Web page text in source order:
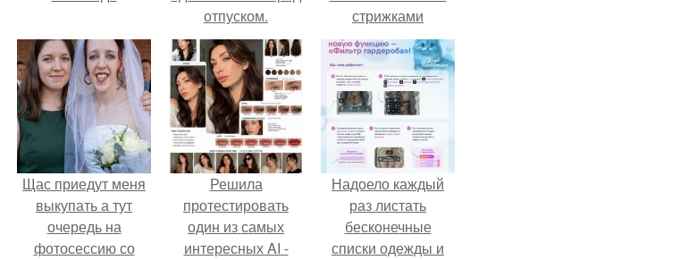
отпуском.
стрижками
сочетать.
Щас приедут меня
выкупать а тут
очередь на
фотосессию со
Решила
протестировать
один из самых
интересных AI -
Надоело каждый
раз листать
бесконечные
списки одежды и